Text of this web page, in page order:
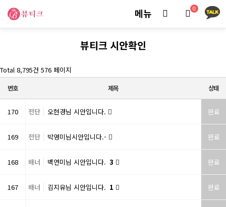
메뉴 0
뷰티크 시안확인
Total 8,795건 576 페이지
번호 제목 상태
170 전단 오현경님 시안입니다. 완료
169 전단 박영미님시안입니다.- 완료
168 배너 백연미님 시안입니다. 3 완료
167 배너 김지유님 시안입니다. 1 완료